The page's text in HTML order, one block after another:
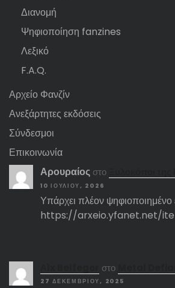
Διανομή
Ψηφιοποίηση fanzines
Λεξικό
F.A.Q.
Αρχείο Φανζίν
Ανεξάρτητες εκδόσεις
Σύνδεσμοι
Επικοινωνία
Αρουραίος στο
10 ΙΟΥΛΊΟΥ, 2026
Υπάρχει πλέον
https://arxeio.yfanet.net/
στο
27 ΔΕΚΕΜΒΡΊΟΥ, 2025